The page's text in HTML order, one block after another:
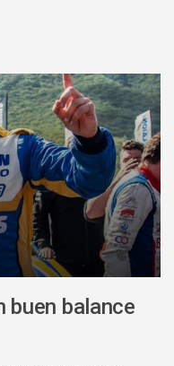
buen balance